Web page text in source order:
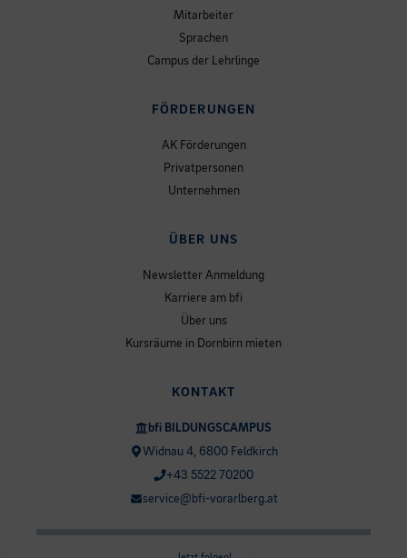
Mitarbeiter
Sprachen
Campus der Lehrlinge
FÖRDERUNGEN
AK Förderungen
Privatpersonen
Unternehmen
ÜBER UNS
Newsletter Anmeldung
Karriere am bfi
Über uns
Kursräume in Dornbirn mieten
KONTAKT
bfi BILDUNGSCAMPUS
Widnau 4, 6800 Feldkirch
+43 5522 70200
service@bfi-vorarlberg.at